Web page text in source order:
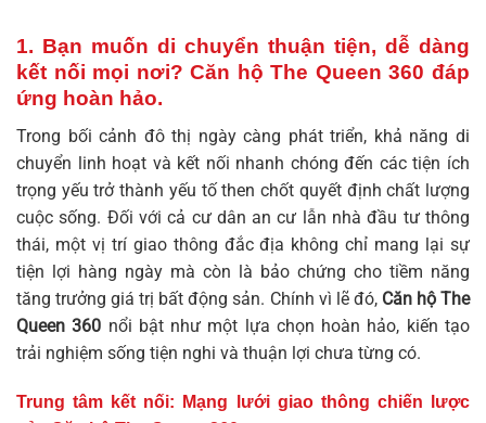
1. Bạn muốn di chuyển thuận tiện, dễ dàng
kết nối mọi nơi? Căn hộ The Queen 360 đáp
ứng hoàn hảo.
Trong bối cảnh đô thị ngày càng phát triển, khả năng di
chuyển linh hoạt và kết nối nhanh chóng đến các tiện ích
trọng yếu trở thành yếu tố then chốt quyết định chất lượng
cuộc sống. Đối với cả cư dân an cư lẫn nhà đầu tư thông
thái, một vị trí giao thông đắc địa không chỉ mang lại sự
tiện lợi hàng ngày mà còn là bảo chứng cho tiềm năng
tăng trưởng giá trị bất động sản. Chính vì lẽ đó, Căn hộ The
Queen 360 nổi bật như một lựa chọn hoàn hảo, kiến tạo
trải nghiệm sống tiện nghi và thuận lợi chưa từng có.
Trung tâm kết nối: Mạng lưới giao thông chiến lược